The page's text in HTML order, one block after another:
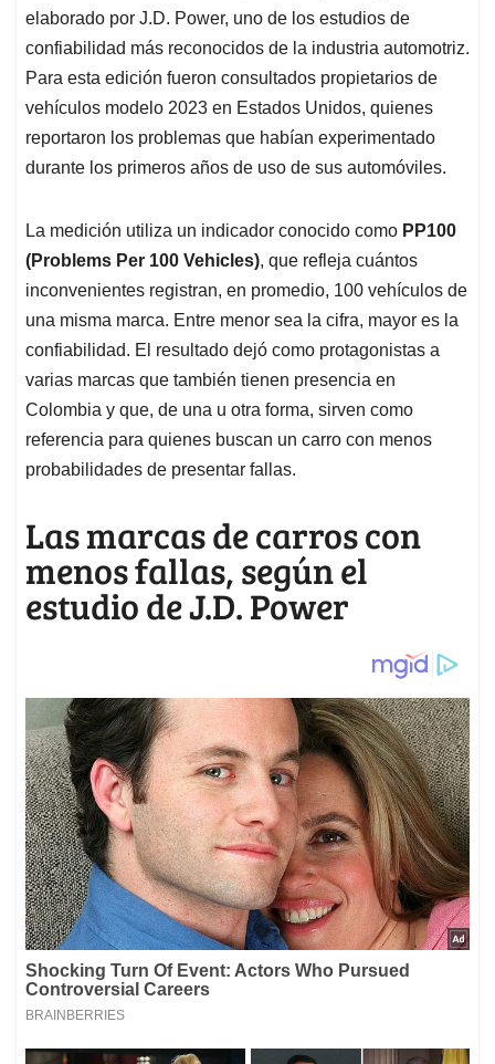
elaborado por J.D. Power, uno de los estudios de
confiabilidad más reconocidos de la industria automotriz.
Para esta edición fueron consultados propietarios de
vehículos modelo 2023 en Estados Unidos, quienes
reportaron los problemas que habían experimentado
durante los primeros años de uso de sus automóviles.
La medición utiliza un indicador conocido como PP100
(Problems Per 100 Vehicles), que refleja cuántos
inconvenientes registran, en promedio, 100 vehículos de
una misma marca. Entre menor sea la cifra, mayor es la
confiabilidad. El resultado dejó como protagonistas a
varias marcas que también tienen presencia en
Colombia y que, de una u otra forma, sirven como
referencia para quienes buscan un carro con menos
probabilidades de presentar fallas.
Las marcas de carros con
menos fallas, según el
estudio de J.D. Power